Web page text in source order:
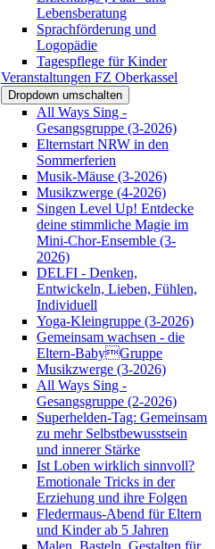
Lebensberatung
Sprachförderung und
Logopädie
Tagespflege für Kinder
Veranstaltungen FZ Oberkassel
Dropdown umschalten
All Ways Sing -
Gesangsgruppe (3-2026)
Elternstart NRW in den
Sommerferien
Musik-Mäuse (3-2026)
Musikzwerge (4-2026)
Singen Level Up! Entdecke
deine stimmliche Magie im
Mini-Chor-Ensemble (3-
2026)
DELFI - Denken,
Entwickeln, Lieben, Fühlen,
Individuell
Yoga-Kleingruppe (3-2026)
Gemeinsam wachsen - die
Eltern-BabyGruppe
Musikzwerge (3-2026)
All Ways Sing -
Gesangsgruppe (2-2026)
Superhelden-Tag: Gemeinsam
zu mehr Selbstbewusstsein
und innerer Stärke
Ist Loben wirklich sinnvoll?
Emotionale Tricks in der
Erziehung und ihre Folgen
Fledermaus-Abend für Eltern
und Kinder ab 5 Jahren
Malen, Basteln, Gestalten für